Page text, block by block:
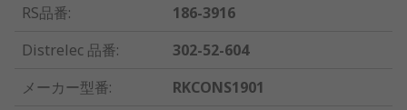
RS品番:
186-3916
Distrelec 品番:
302-52-604
メーカー型番:
RKCONS1901